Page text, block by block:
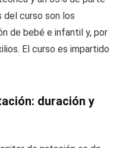
del curso son los
de bebé e infantil y, por
El curso es impartido
duración y